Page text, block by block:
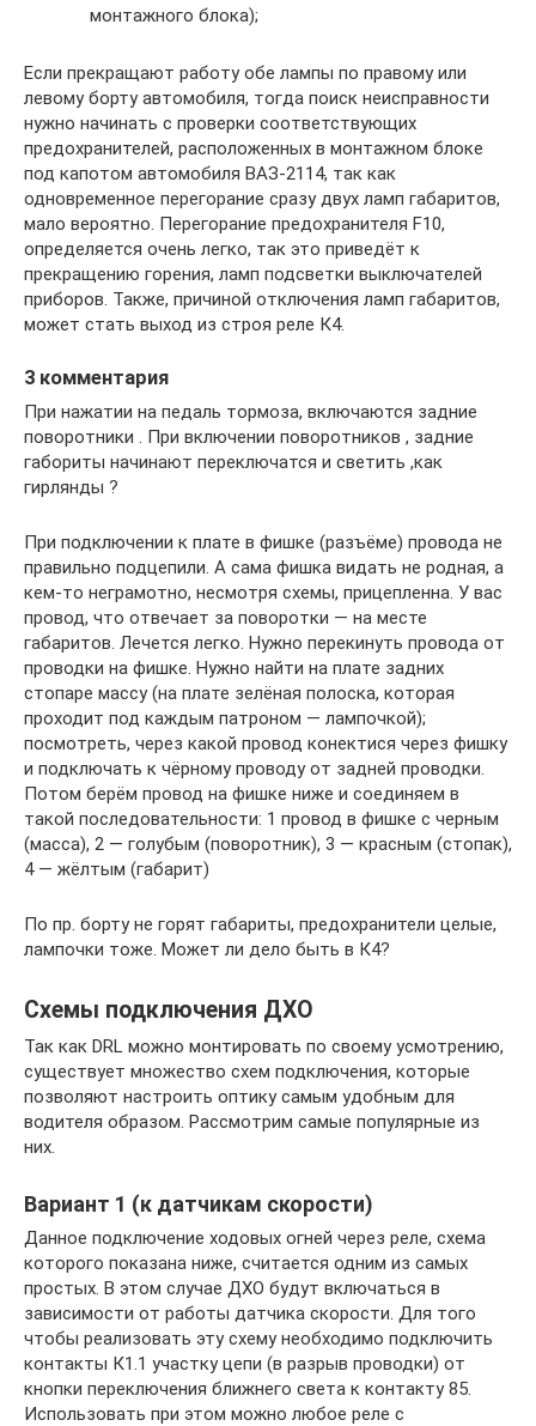
монтажного блока);
Если прекращают работу обе лампы по правому или
левому борту автомобиля, тогда поиск неисправности
нужно начинать с проверки соответствующих
предохранителей, расположенных в монтажном блоке
под капотом автомобиля ВАЗ-2114, так как
одновременное перегорание сразу двух ламп габаритов,
мало вероятно. Перегорание предохранителя F10,
определяется очень легко, так это приведёт к
прекращению горения, ламп подсветки выключателей
приборов. Также, причиной отключения ламп габаритов,
может стать выход из строя реле К4.
3 комментария
При нажатии на педаль тормоза, включаются задние
поворотники . При включении поворотников , задние
габориты начинают переключатся и светить ,как
гирлянды ?
При подключении к плате в фишке (разъёме) провода не
правильно подцепили. А сама фишка видать не родная, а
кем-то неграмотно, несмотря схемы, прицепленна. У вас
провод, что отвечает за поворотки — на месте
габаритов. Лечется легко. Нужно перекинуть провода от
проводки на фишке. Нужно найти на плате задних
стопаре массу (на плате зелёная полоска, которая
проходит под каждым патроном — лампочкой);
посмотреть, через какой провод конектися через фишку
и подключать к чёрному проводу от задней проводки.
Потом берём провод на фишке ниже и соединяем в
такой последовательности: 1 провод в фишке с черным
(масса), 2 — голубым (поворотник), 3 — красным (стопак),
4 — жёлтым (габарит)
По пр. борту не горят габариты, предохранители целые,
лампочки тоже. Может ли дело быть в К4?
Схемы подключения ДХО
Так как DRL можно монтировать по своему усмотрению,
существует множество схем подключения, которые
позволяют настроить оптику самым удобным для
водителя образом. Рассмотрим самые популярные из
них.
Вариант 1 (к датчикам скорости)
Данное подключение ходовых огней через реле, схема
которого показана ниже, считается одним из самых
простых. В этом случае ДХО будут включаться в
зависимости от работы датчика скорости. Для того
чтобы реализовать эту схему необходимо подключить
контакты К1.1 участку цепи (в разрыв проводки) от
кнопки переключения ближнего света к контакту 85.
Использовать при этом можно любое реле с